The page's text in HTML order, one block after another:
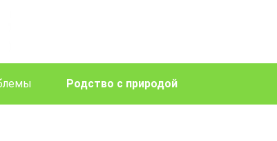
Родство с природой